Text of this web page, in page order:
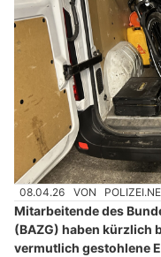
08.04.26 VON
Mitarbeitende des
(BAZG) haben kürzlich
vermutlich gestohlene